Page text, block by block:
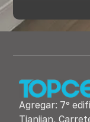
Agregar: 7º
Tianjian,